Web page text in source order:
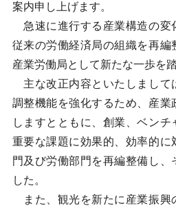
案内申し上げます。
急速に進行する産業構造の変
従来の労働経済局の組織を再編
産業労働局として新たな一歩を
主な改正内容といたしまして
調整機能を強化するため、産業
しますとともに、創業、ベン
重要な課題に効果的、効率的に
門及び労働部門を再編整備し、
した。
また、観光を新たに産業振興